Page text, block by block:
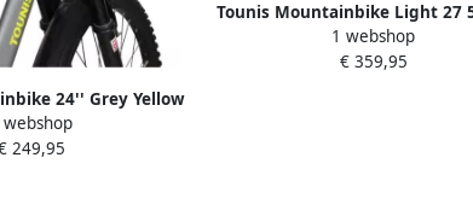
24'' Grey Yellow
webshop
249,95
Tounis Mountainbike Light 27
Rood
1 webshop
€ 359,95